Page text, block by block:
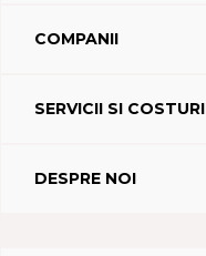
COMPANII
SERVICII SI COSTURI
DESPRE NOI